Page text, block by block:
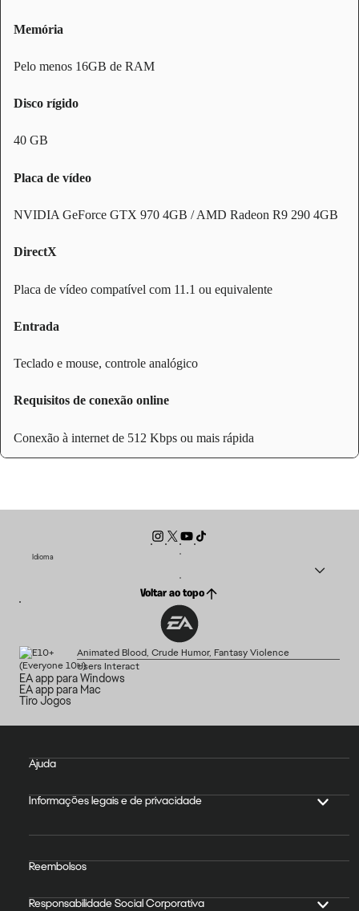
Memória
Pelo menos 16GB de RAM
Disco rígido
40 GB
Placa de vídeo
NVIDIA GeForce GTX 970 4GB / AMD Radeon R9 290 4GB
DirectX
Placa de vídeo compatível com 11.1 ou equivalente
Entrada
Teclado e mouse, controle analógico
Requisitos de conexão online
Conexão à internet de 512 Kbps ou mais rápida
Idioma
Voltar ao topo
Animated Blood, Crude Humor, Fantasy Violence
Users Interact
EA app para Windows
EA app para Mac
Tiro Jogos
Ajuda
Informações legais e de privacidade
Reembolsos
Responsabilidade Social Corporativa